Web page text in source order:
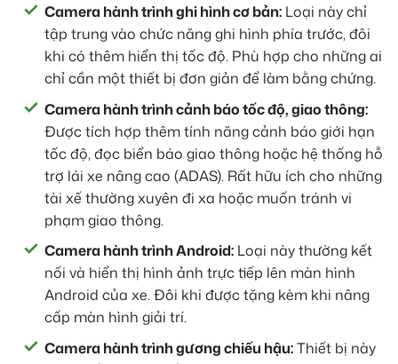
Camera hành trình ghi hình cơ bản: Loại này chỉ
tập trung vào chức năng ghi hình phía trước, đôi
khi có thêm hiển thị tốc độ. Phù hợp cho những ai
chỉ cần một thiết bị đơn giản để làm bằng chứng.
Camera hành trình cảnh báo tốc độ, giao thông:
Được tích hợp thêm tính năng cảnh báo giới hạn
tốc độ, đọc biển báo giao thông hoặc hệ thống hỗ
trợ lái xe nâng cao (ADAS). Rất hữu ích cho những
tài xế thường xuyên đi xa hoặc muốn tránh vi
phạm giao thông.
Camera hành trình Android: Loại này thường kết
nối và hiển thị hình ảnh trực tiếp lên màn hình
Android của xe. Đôi khi được tặng kèm khi nâng
cấp màn hình giải trí.
Camera hành trình gương chiếu hậu:Thiết bị này